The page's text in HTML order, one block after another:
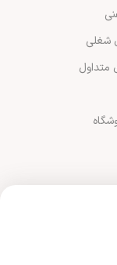
شغلی